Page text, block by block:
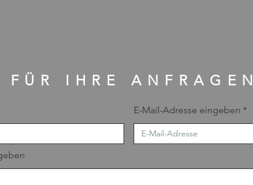
FÜR IHRE ANFRAGEN
E-Mail-Adresse eingeben